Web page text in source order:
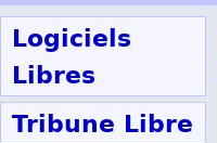
Logiciels
Libres
Tribune Libre